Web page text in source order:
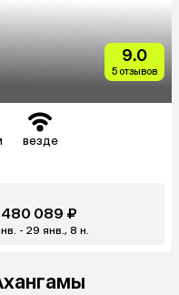
9.0
5 отзывов
везде
480 089 ₽
- 29 янв., 8 н.